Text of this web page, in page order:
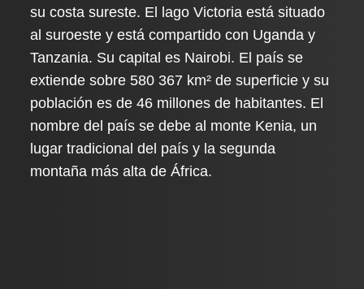
su costa sureste. El lago Victoria está situado
al suroeste y está compartido con Uganda y
Tanzania. Su capital es Nairobi. El país se
extiende sobre 580 367 km² de superficie y su
población es de 46 millones de habitantes. El
nombre del país se debe al monte Kenia, un
lugar tradicional del país y la segunda
montaña más alta de África.